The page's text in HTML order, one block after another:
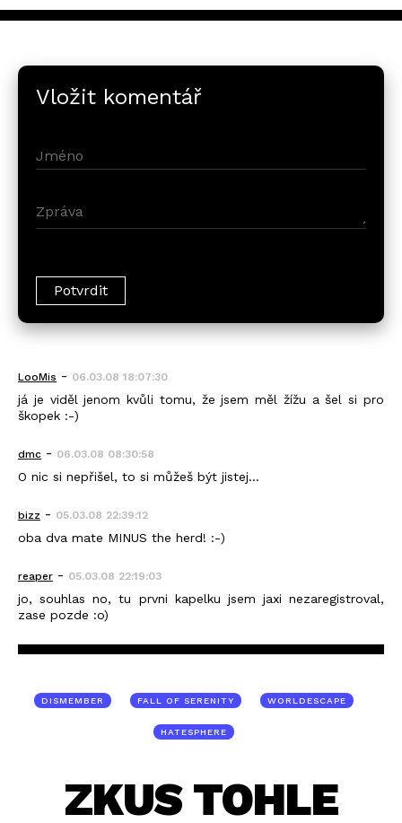
Vložit komentář
LooMis - 06.03.08 18:07:30
já je viděl jenom kvůli tomu, že jsem měl žížu a šel si pro
škopek :-)
dmc - 06.03.08 08:30:58
O nic si nepřišel, to si můžeš být jistej...
bizz - 05.03.08 22:39:12
oba dva mate MINUS the herd! :-)
reaper - 05.03.08 22:19:03
jo, souhlas no, tu prvni kapelku jsem jaxi nezaregistroval,
zase pozde :o)
DISMEMBER FALL OF SERENITY WORLDESCAPE
HATESPHERE
ZKUS TOHLE